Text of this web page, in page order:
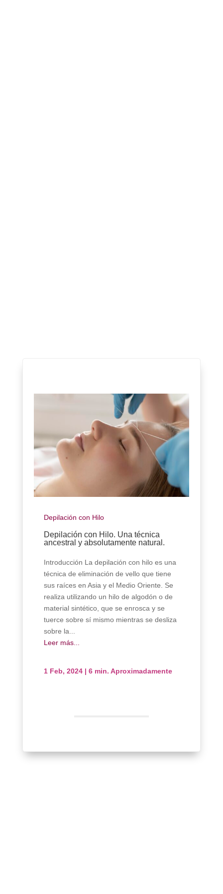
Depilación con Hilo
Depilación con Hilo. Una técnica
ancestral y absolutamente natural.
Introducción La depilación con hilo es una
técnica de eliminación de vello que tiene
sus raíces en Asia y el Medio Oriente. Se
realiza utilizando un hilo de algodón o de
material sintético, que se enrosca y se
tuerce sobre sí mismo mientras se desliza
sobre la...
Leer más...
1 Feb, 2024 |6 min. Aproximadamente